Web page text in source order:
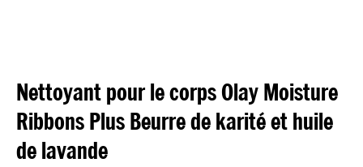
Nettoyant pour le corps Olay Moisture
Ribbons Plus Beurre de karité et huile
de lavande